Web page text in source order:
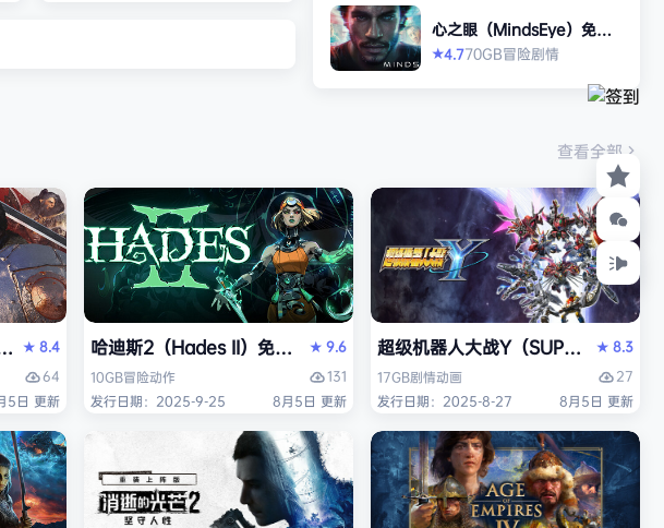
人种…
心之眼（MindsEye）免安
装中文版
★4.770GB冒险剧情
查看全部
》免安装中文版
★8.4
64
5日 更新
哈迪斯2（Hades II）免安装中文版
★9.6
10GB冒险动作
131
发行日期：2025-9-25
8月5日 更新
超级机器人大战Y（SUPER ★8.3
17GB剧情动画
27
发行日期：2025-8-27
8月5日 更新